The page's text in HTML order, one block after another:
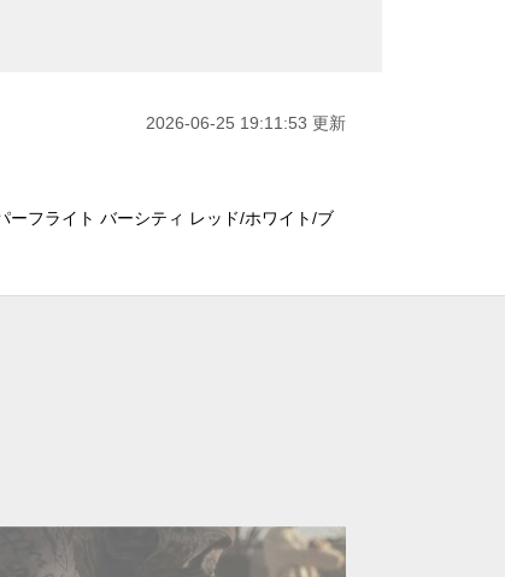
2026-06-25 19:11:53 更新
ーフライト バーシティ レッド/ホワイト/ブ